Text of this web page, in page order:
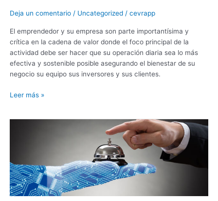
Deja un comentario / Uncategorized / cevrapp
El emprendedor y su empresa son parte importantísima y
crítica en la cadena de valor donde el foco principal de la
actividad debe ser hacer que su operación diaria sea lo más
efectiva y sostenible posible asegurando el bienestar de su
negocio su equipo sus inversores y sus clientes.
Leer más »
el
toque
humano